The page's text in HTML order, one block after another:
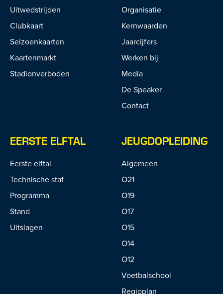
Uitwedstrijden
Clubkaart
Seizoenkaarten
Kaartenmarkt
Stadionverboden
Organisatie
Kernwaarden
Jaarcijfers
Werken bij
Media
De Speaker
Contact
EERSTE ELFTAL
Eerste elftal
Technische staf
Programma
Stand
Uitslagen
JEUGDOPLEIDING
Algemeen
O21
O19
O17
O15
O14
O12
Voetbalschool
Regioplan